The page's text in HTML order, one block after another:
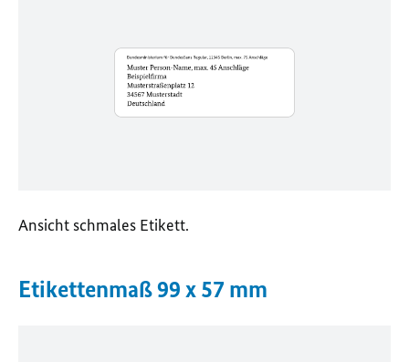
Ansicht schmales Etikett.
Etikettenmaß 99 x 57 mm